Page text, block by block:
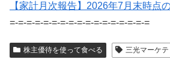
【家計月次報告】2026年7月末時点
=-=-=-=-=-=-=-=-=-=-=-=-=-=-=-=-=
株主優待を使って食べる 三光マーケ